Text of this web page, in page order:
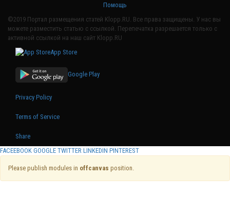
Помощь
©2019 Портал размещения статей Klopp.RU. Все права защищены. У нас вы
можете разместить статью с ссылкой. Перепечатка разрешается только с
активной ссылкой на наш сайт Klopp.RU
App Store
Google Play
Privacy Policy
Terms of Service
Share
FACEEBOOK GOOGLE TWITTER LINKEDIN PINTEREST
Please publish modules in offcanvas position.